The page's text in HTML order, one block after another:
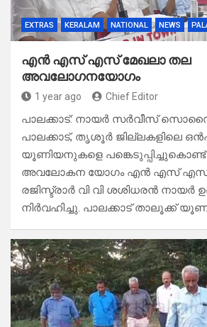
EXTRAS KERALAM NATIONAL NEWS
എൻ എസ് എസ് മേഖലാ തല
അവലോഗനയോഗം
1 year ago Chief Editor
പാലക്കാട്: നായർ സർവീസ്
പാലക്കാട്‌, തൃശൂർ ജില്ലകളിലെ
യൂണിയനുകളെ പങ്കെടുപ്പിച്ചുകൊണ്ട്
അവലോകന യോഗം എൻ എസ് എസ്
രജിസ്ട്രാർ വി വി ശശിധരൻ നായർ
നിർവഹിച്ചു. പാലക്കാട്‌ താലൂക്ക്